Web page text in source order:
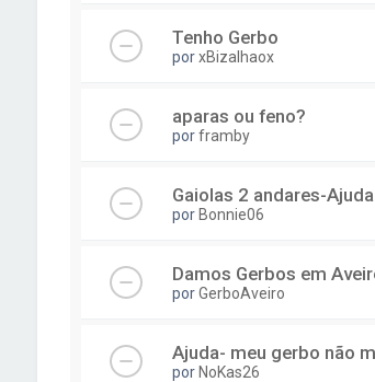
Tenho Gerbo
porxBizalhaox
aparas ou feno?
porframby
Gaiolas 2 andares-
por Bonnie06
Damos Gerbos em
porGerboAveiro
Ajuda- meu gerbo não
por NoKas26